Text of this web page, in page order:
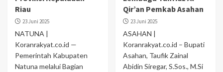
Riau
23 Juni 2025
NATUNA |
Koranrakyat.co.id —
Pemerintah Kabupaten
Natuna melalui Bagian
Qir’an Pemkab Asahan
23 Juni 2025
ASAHAN |
Koranrakyat.co.id – Bupati
Asahan, Taufik Zainal
Abidin Siregar, S.Sos., M.Si